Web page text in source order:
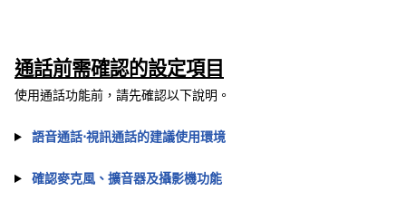
通話前需確認的設定項目
使用通話功能前，請先確認以下說明。
語音通話⋅視訊通話的建議使用環境
確認麥克風、擴音器及攝影機功能